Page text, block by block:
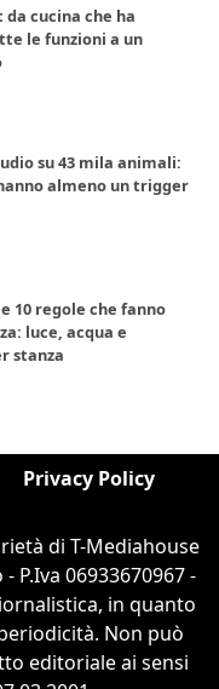
cucina che ha
le funzioni a un
su 43 mila animali:
almeno un trigger
10 regole che fanno
luce, acqua e
stanza
Privacy Policy
di T-Mediahouse
P.Iva 06933670967 -
in quanto
Non può
editoriale ai sensi